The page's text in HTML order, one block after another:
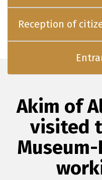
Reception of
Akim of
visited